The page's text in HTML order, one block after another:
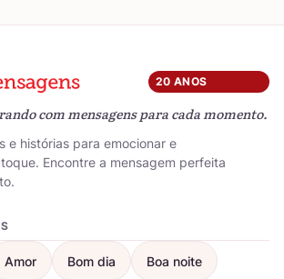
20 ANOS
com mensagens para cada momento.
e histórias para emocionar e
Encontre a mensagem perfeita
Amor Bom dia Boa noite